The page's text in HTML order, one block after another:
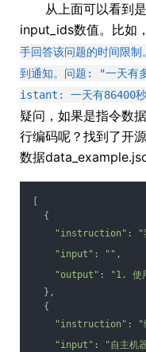
从上面可以看到是
input_ids数值。比如，
手回答该问题的时间限
到通知。问题: "一天有
istant: 一天有86400
疑问，如果是指令数
行编码呢？找到了开
数据
{
"instruction" : "
"input" : "" ,
"output" :
"1. 使
},
{
"instruction" : "
"input" :
"自主机